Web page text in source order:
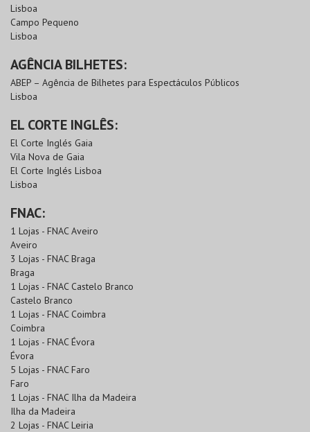
Lisboa
Campo Pequeno
Lisboa
AGÊNCIA BILHETES:
ABEP – Agência de Bilhetes para Espectáculos Públicos
Lisboa
EL CORTE INGLÊS:
El Corte Inglés Gaia
Vila Nova de Gaia
El Corte Inglés Lisboa
Lisboa
FNAC:
1 Lojas - FNAC Aveiro
Aveiro
3 Lojas - FNAC Braga
Braga
1 Lojas - FNAC Castelo Branco
Castelo Branco
1 Lojas - FNAC Coimbra
Coimbra
1 Lojas - FNAC Évora
Évora
5 Lojas - FNAC Faro
Faro
1 Lojas - FNAC Ilha da Madeira
Ilha da Madeira
2 Lojas - FNAC Leiria